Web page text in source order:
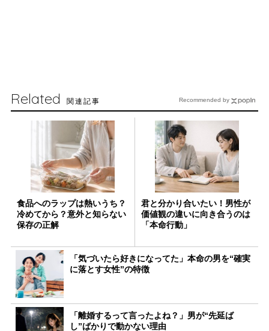
Related 関連記事
食品へのラップは熱いうち？
冷めてから？意外と知らない
保存の正解
君と分かり合いたい！男性が
価値観の違いに向き合うのは
「本命行動」
「気づいたら好きになってた」本命の男を“確実
に落とす女性”の特徴
「離婚するって言ったよね？」男が“先延ば
し”ばかりで動かない理由
Recommended by